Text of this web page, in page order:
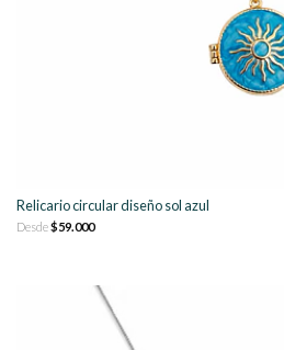
Relicario circular diseño sol azul
Desde$59.000